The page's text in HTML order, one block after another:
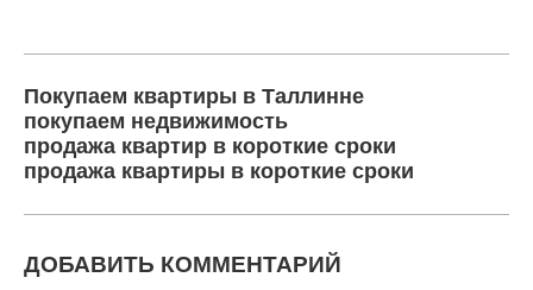
Покупаем квартиры в Таллинне
покупаем недвижимость
продажа квартир в короткие сроки
продажа квартиры в короткие сроки
ДОБАВИТЬ КОММЕНТАРИЙ